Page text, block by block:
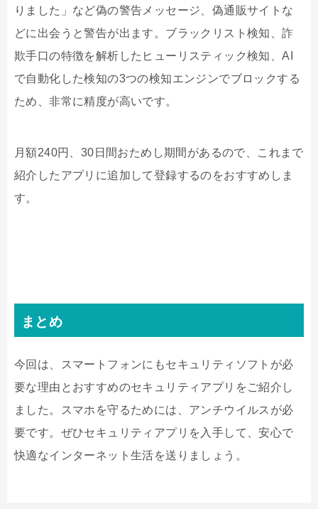
りました」など偽の警告メッセージ、偽通販サイトな
どに出会うと警告が出ます。ブラックリスト検知、詐
欺手口の特徴を解析したヒューリスティック検知、AI
で自動化した検知の3つの検知エンジンでブロックする
ため、非常に精度が高いです。
月額240円、 30 日間おためし期間があるので、これまで
紹介したアプリに追加して登録するのをおすすめしま
す。
まとめ
今回は、スマートフォンにもセキュリティソフトが必
要な理由とおすすめのセキュリティアプリをご紹介し
ました。スマホを守るためには、アンチウイルスが必
要です。ぜひセキュリティアプリを入手して、安心で
快適なインターネット生活を送りましょう。